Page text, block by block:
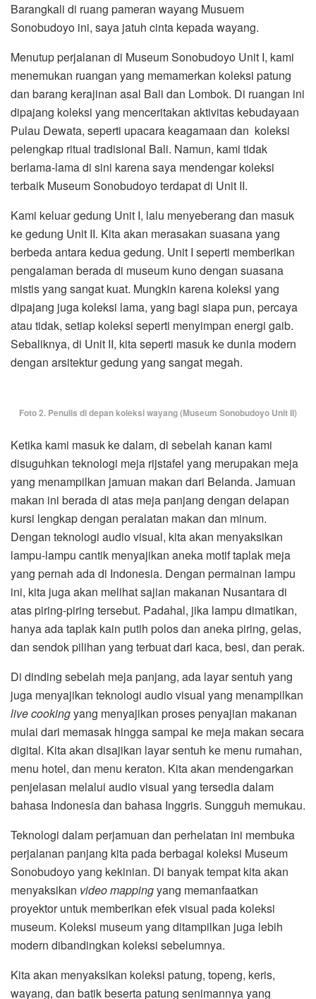
Barangkali di ruang pameran wayang Musuem
Sonobudoyo ini, saya jatuh cinta kepada wayang.
Menutup perjalanan di Museum Sonobudoyo Unit I, kami
menemukan ruangan yang memamerkan koleksi patung
dan barang kerajinan asal Bali dan Lombok. Di ruangan ini
dipajang koleksi yang menceritakan aktivitas kebudayaan
Pulau Dewata, seperti upacara keagamaan dan koleksi
pelengkap ritual tradisional Bali. Namun, kami tidak
berlama-lama di sini karena saya mendengar koleksi
terbaik Museum Sonobudoyo terdapat di Unit II.
Kami keluar gedung Unit I, lalu menyeberang dan masuk
ke gedung Unit II. Kita akan merasakan suasana yang
berbeda antara kedua gedung. Unit I seperti memberikan
pengalaman berada di museum kuno dengan suasana
mistis yang sangat kuat. Mungkin karena koleksi yang
dipajang juga koleksi lama, yang bagi siapa pun, percaya
atau tidak, setiap koleksi seperti menyimpan energi gaib.
Sebaliknya, di Unit II, kita seperti masuk ke dunia modern
dengan arsitektur gedung yang sangat megah.
Foto 2. Penulis di depan koleksi wayang (Museum Sonobudoyo Unit II)
Ketika kami masuk ke dalam, di sebelah kanan kami
disuguhkan teknologi meja rijstafel yang merupakan meja
yang menampilkan jamuan makan dari Belanda. Jamuan
makan ini berada di atas meja panjang dengan delapan
kursi lengkap dengan peralatan makan dan minum.
Dengan teknologi audio visual, kita akan menyaksikan
lampu-lampu cantik menyajikan aneka motif taplak meja
yang pernah ada di Indonesia. Dengan permainan lampu
ini, kita juga akan melihat sajian makanan Nusantara di
atas piring-piring tersebut. Padahal, jika lampu dimatikan,
hanya ada taplak kain putih polos dan aneka piring, gelas,
dan sendok pilihan yang terbuat dari kaca, besi, dan perak.
Di dinding sebelah meja panjang, ada layar sentuh yang
juga menyajikan teknologi audio visual yang menampilkan
live cookingyang menyajikan proses penyajian makanan
mulai dari memasak hingga sampai ke meja makan secara
digital. Kita akan disajikan layar sentuh ke menu rumahan,
menu hotel, dan menu keraton. Kita akan mendengarkan
penjelasan melalui audio visual yang tersedia dalam
bahasa Indonesia dan bahasa Inggris. Sungguh memukau.
Teknologi dalam perjamuan dan perhelatan ini membuka
perjalanan panjang kita pada berbagai koleksi Museum
Sonobudoyo yang kekinian. Di banyak tempat kita akan
menyaksikan video mappingyang memanfaatkan
proyektor untuk memberikan efek visual pada koleksi
museum. Koleksi museum yang ditampilkan juga lebih
modern dibandingkan koleksi sebelumnya.
Kita akan menyaksikan koleksi patung, topeng, keris,
wayang, dan batik beserta patung senimannya yang